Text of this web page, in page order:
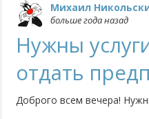
Михаил
больше года назад
Нужны
отдать
Доброго всем вечера!